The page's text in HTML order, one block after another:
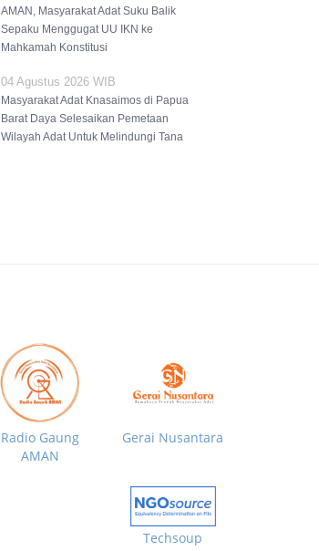
AMAN, Masyarakat Adat Suku Balik
Sepaku Menggugat UU IKN ke
Mahkamah Konstitusi
04 Agustus 2026 WIB
Masyarakat Adat Knasaimos di Papua
Barat Daya Selesaikan Pemetaan
Wilayah Adat Untuk Melindungi Tana
Radio Gaung
AMAN
Gerai Nusantara
Techsoup